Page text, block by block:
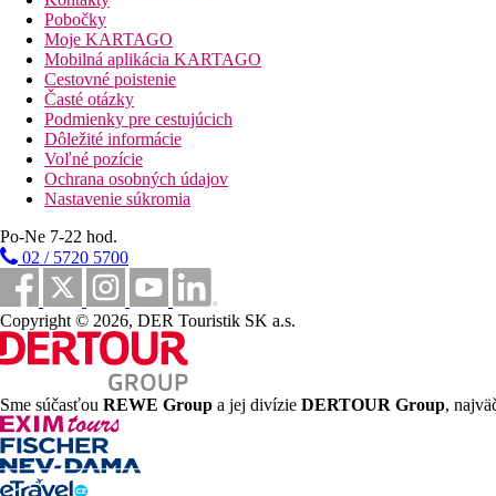
Centrum mesta
32 km
Vzdialenosť od najbližšieho letiska
Pláž
Plážová dovolenka
bazény
Ležadlá a slnečníky pri bazéne zadarmo
Fotogaléria
Pobočky
Moje KARTAGO
Mobilná aplikácia KARTAGO
Cestovné poistenie
Časté otázky
Podmienky pre cestujúcich
Dôležité informácie
Voľné pozície
Ochrana osobných údajov
Nastavenie súkromia
Po-Ne 7-22 hod.
02 / 5720 5700
Copyright © 2026, DER Touristik SK a.s.
Sme súčasťou REWE Group a jej divízie DERTOUR Group,